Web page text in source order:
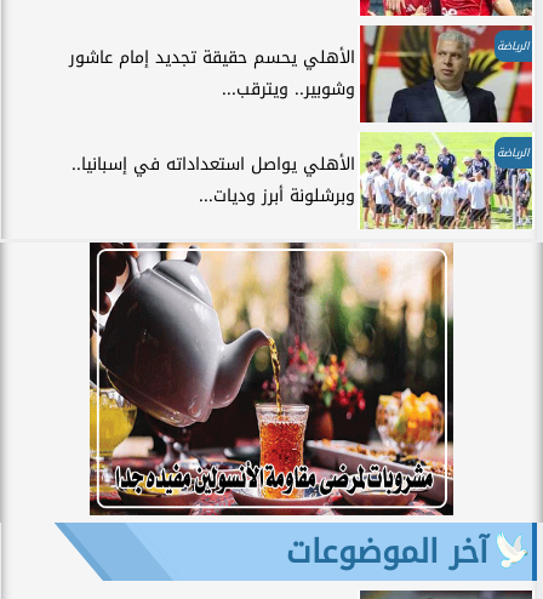
الرياضة
الأهلي يحسم حقيقة تجديد إمام عاشور
وشوبير.. ويترقب...
الرياضة
الأهلي يواصل استعداداته في إسبانيا..
وبرشلونة أبرز وديات...
آخر الموضوعات